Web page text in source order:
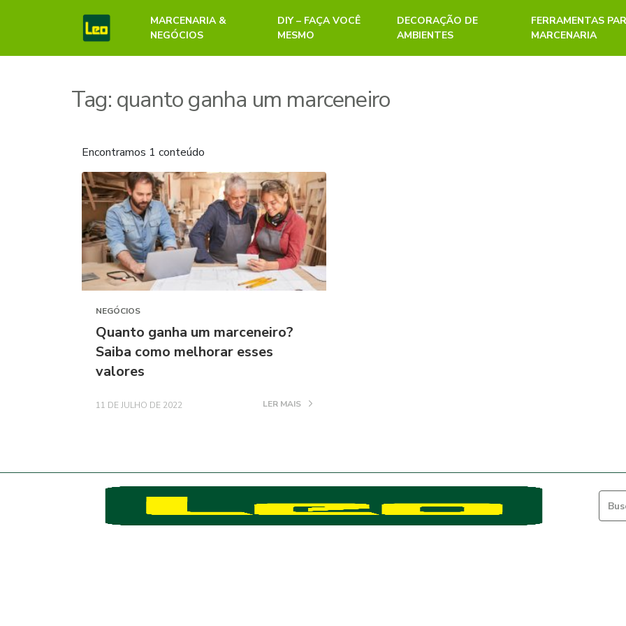
MARCENARIA &
NEGÓCIOS
DIY – FAÇA VOCÊ
MESMO
DECORAÇÃO DE
AMBIENTES
FERRAMENTAS
MARCENARIA
Tag: quanto ganha um marceneiro
Encontramos 1 conteúdo
NEGÓCIOS
Quanto ganha um marceneiro?
Saiba como melhorar esses
valores
11 DE JULHO DE 2022 LER MAIS